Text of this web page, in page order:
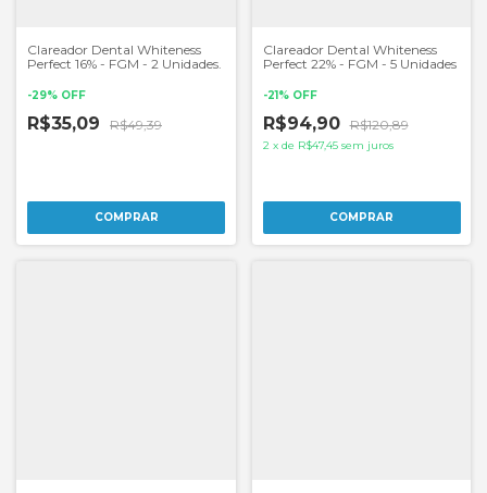
Clareador Dental Whiteness
Perfect 16% - FGM - 2 Unidades.
-29% OFF
R$35,09 R$49,39
Clareador Dental Whiteness
Perfect 22% - FGM - 5 Unidades
-21% OFF
R$94,90 R$120,89
2 x de R$47,45 sem juros